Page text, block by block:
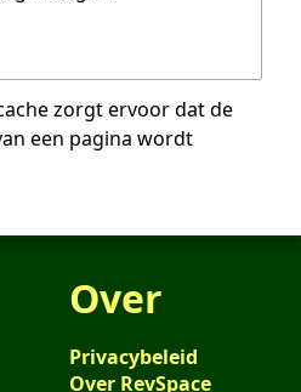
zorgt ervoor dat de
een pagina wordt
Over
Privacybeleid
Over RevSpace